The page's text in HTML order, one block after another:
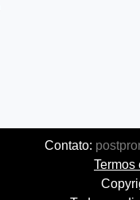
Contato:
Termos